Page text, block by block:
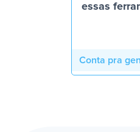
essas
Conta pra